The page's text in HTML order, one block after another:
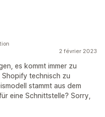
2 février 2023
es kommt immer zu
Shopify technisch zu
stammt aus dem
eine Schnittstelle? Sorry,